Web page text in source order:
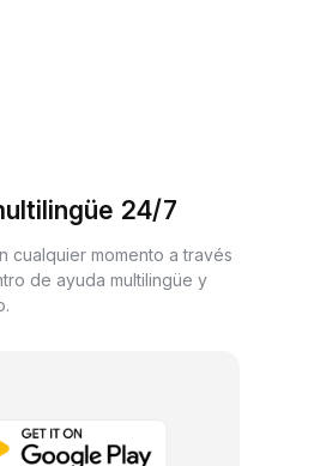
24/7
cualquier momento a través
de ayuda multilingüe y